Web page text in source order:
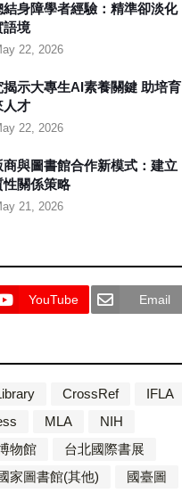
結身障學者經驗：精準卻淡化
語境
22, 2026
揭示大專生AI素養關鍵 助培育
人才
22, 2026
商與圖書館合作新模式：建立
性關係策略
21, 2026
YouTube Email
CrossRef
IFLA
MLA
NIH
物館
台北國際書展
家圖書館(其他)
國臺圖